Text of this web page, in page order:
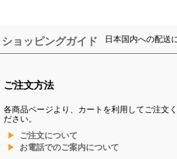
ショッピングガイド 日本国内への配送
ご注文方法
各商品ページより、カートを利用してご注文く
ださい。
ご注文について
お電話でのご案内について